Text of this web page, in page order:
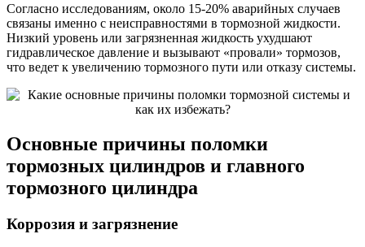
Согласно исследованиям, около 15-20% аварийных случаев
связаны именно с неисправностями в тормозной жидкости.
Низкий уровень или загрязненная жидкость ухудшают
гидравлическое давление и вызывают «провали» тормозов,
что ведет к увеличению тормозного пути или отказу системы.
Основные причины поломки
тормозных цилиндров и главного
тормозного цилиндра
Коррозия и загрязнение